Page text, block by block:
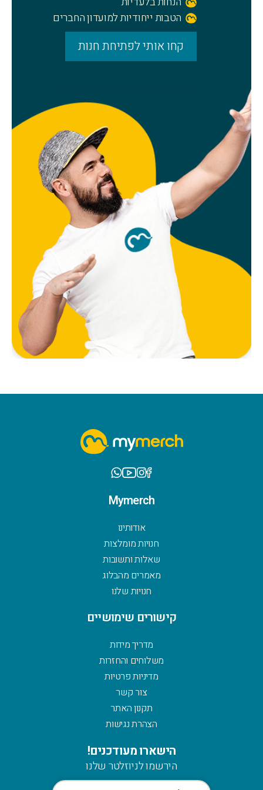
הטבות ייחודיות למועדון החברים
קחו אותי לפתיחת חנות
Mymerch
אודותינו
חנויות מומלצות
שאלות ותשובות
מאמרים מהבלוג
חנויות שלנו
קישורים שימושיים
מדריך מידות
משלוחים והחזרות
מדיניות פרטיות
צור קשר
תקנון האתר
הצהרת נגישות
הישארו מעודכנים!
הירשמו לניוזלטר שלנו